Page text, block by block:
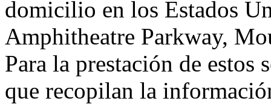
domicilio en los Estados
Amphitheatre Parkway,
Para la prestación de
que recopilan la